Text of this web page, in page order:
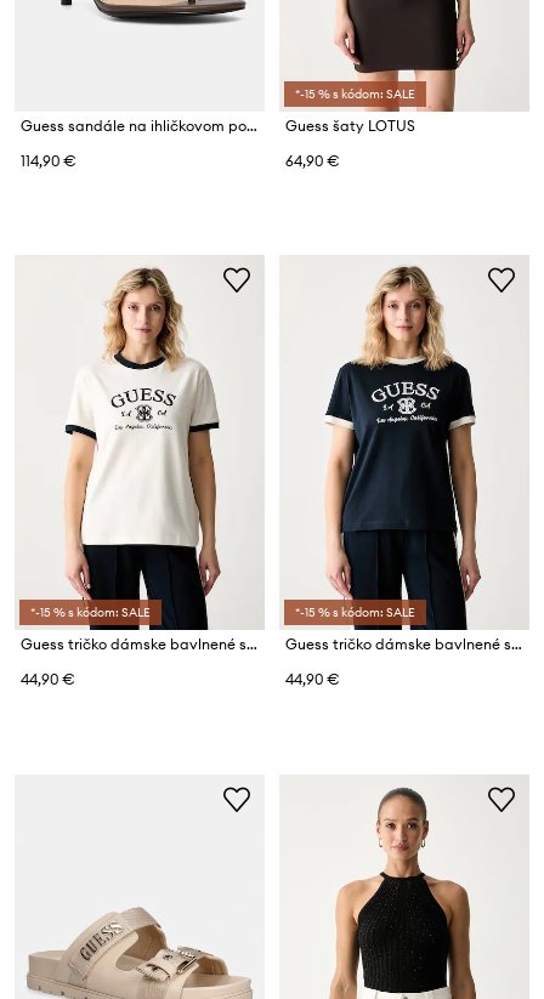
Guess sandále na ihličkovom podpätku AYSEE
114,90 €
*-15 % s kódom: SALE
Guess šaty LOTUS
64,90 €
*-15 % s kódom: SALE
Guess tričko dámske bavlnené s elastanom HOSHI
44,90 €
*-15 % s kódom: SALE
Guess tričko dámske bavlnené s elastanom HOSHI
44,90 €